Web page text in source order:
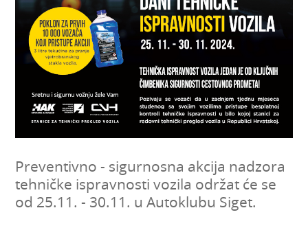
Preventivno - sigurnosna akcija nadzora
tehničke ispravnosti vozila održat će se
od 25.11. - 30.11. u Autoklubu Siget.